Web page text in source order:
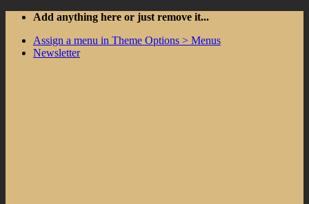
Skip
content
Add anything here or just remove it...
Assign a menu in Theme Options > Menus
Newsletter